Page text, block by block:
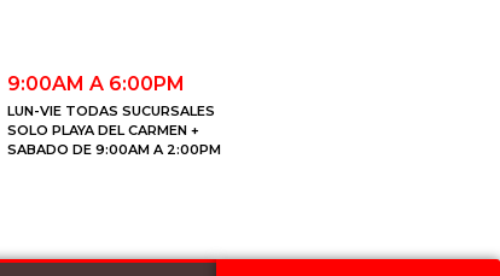
9:00AM A 6:00PM
LUN-VIE TODAS SUCURSALES
SOLO PLAYA DEL CARMEN +
SABADO DE 9:00AM A 2:00PM